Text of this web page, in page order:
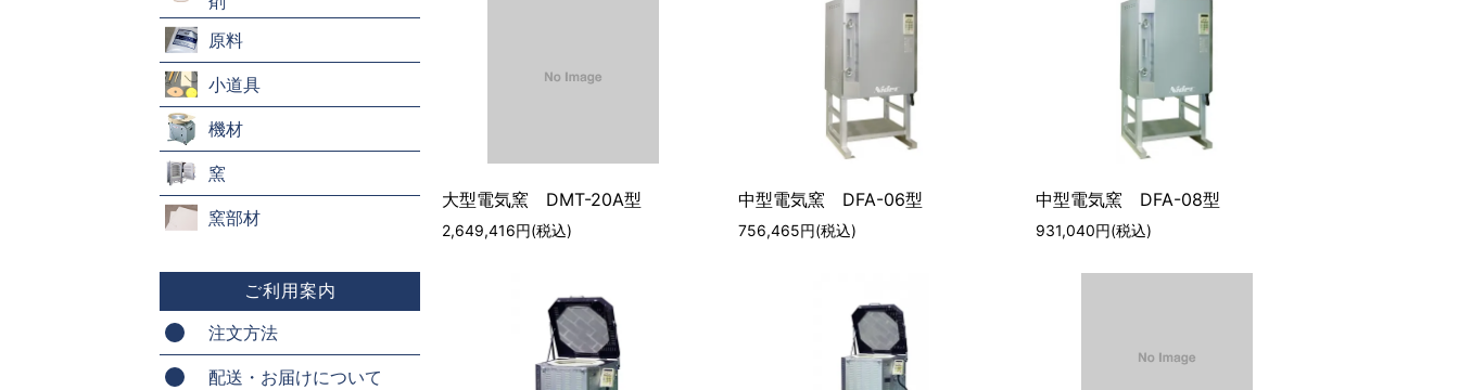
原料
小道具
機材
窯
窯部材
ご利用案内
注文方法
配送・お届けについて
大型電気窯 DMT-20A型
2,649,416円(税込)
中型電気窯 DFA-06型
756,465円(税込)
中型電気窯 DFA-08型
931,040円(税込)